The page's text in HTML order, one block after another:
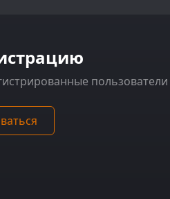
пользователи